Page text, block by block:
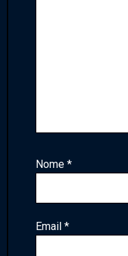
Nome *
Email *